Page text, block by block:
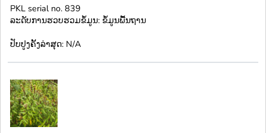
PKL serial no. 839
ລະດັບການຮວບຮວມຂໍ້ມູນ: ຂໍ້ມູນພື້ນຖານ
ປັບປູງຄັ້ງລ່າສຸດ: N/A